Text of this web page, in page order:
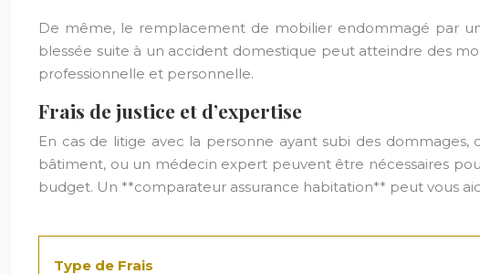
De même, le remplacement de mobilier endommagé par
blessée suite à un accident domestique peut atteindre des
professionnelle et personnelle.
Frais de justice et d’expertise
En cas de litige avec la personne ayant subi des
bâtiment, ou un médecin expert peuvent être nécessaires
budget. Un **comparateur assurance habitation** peut vous
Type de Frais